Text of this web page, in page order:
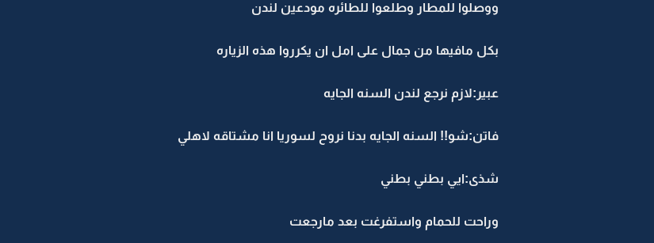
ووصلوا للمطار وطلعوا للطائره مودعين لندن
بكل مافيها من جمال على امل ان يكرروا هذه الزياره
عبير:لازم نرجع لندن السنه الجايه
فاتن:شو!! السنه الجايه بدنا نروح لسوريا انا مشتاقه لاهلي
شذى:ايي بطني بطني
وراحت للحمام واستفرغت بعد مارجعت